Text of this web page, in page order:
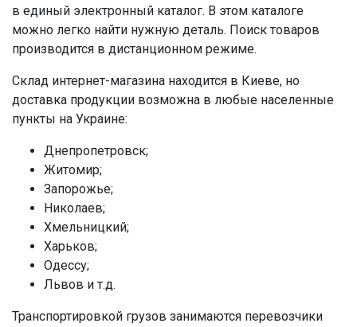
в единый электронный каталог. В этом каталоге
можно легко найти нужную деталь. Поиск товаров
производится в дистанционном режиме.
Склад интернет-магазина находится в Киеве, но
доставка продукции возможна в любые населенные
пункты на Украине:
Днепропетровск;
Житомир;
Запорожье;
Николаев;
Хмельницкий;
Харьков;
Одессу;
Львов и т.д.
Транспортировкой грузов занимаются перевозчики